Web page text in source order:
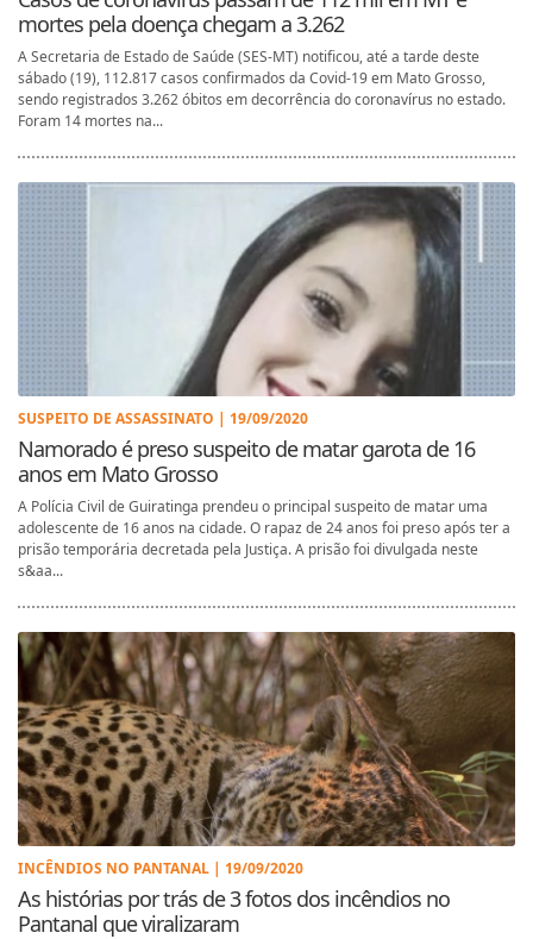
mortes pela doença chegam a 3.262
A Secretaria de Estado de Saúde (SES-MT) notificou, até a tarde deste
sábado (19), 112.817 casos confirmados da Covid-19 em Mato Grosso,
sendo registrados 3.262 óbitos em decorrência do coronavírus no estado.
Foram 14 mortes na...
SUSPEITO DE ASSASSINATO | 19/09/2020
Namorado é preso suspeito de matar garota de 16
anos em Mato Grosso
A Polícia Civil de Guiratinga prendeu o principal suspeito de matar uma
adolescente de 16 anos na cidade. O rapaz de 24 anos foi preso após ter a
prisão temporária decretada pela Justiça. A prisão foi divulgada neste
s&aa...
INCÊNDIOS NO PANTANAL | 19/09/2020
As histórias por trás de 3 fotos dos incêndios no
Pantanal que viralizaram